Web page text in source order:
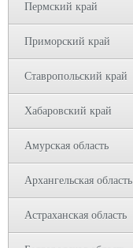
Пермский край
Приморский край
Ставропольский край
Хабаровский край
Амурская область
Архангельская область
Астраханская область